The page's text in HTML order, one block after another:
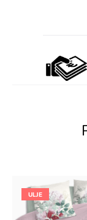
ULJE